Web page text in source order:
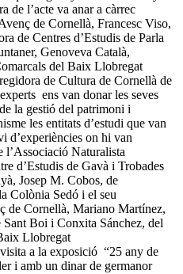
de l’acte va anar a càrrec
de Cornellà, Francesc Viso,
de Centres d’Estudis de Parla
Genoveva Català,
del Baix Llobregat
de Cultura de Cornellà de
ens van donar les seves
la gestió del patrimoni i
les entitats d’estudi que van
d’experiències on hi van
Naturalista
d’Estudis de Gavà i Trobades
Josep M. Cobos, de
Colònia Sedó i el seu
de Cornellà, Mariano Martínez,
Boi i Conxita Sánchez, del
Llobregat
a la exposició “25 any de
i amb un dinar de germanor